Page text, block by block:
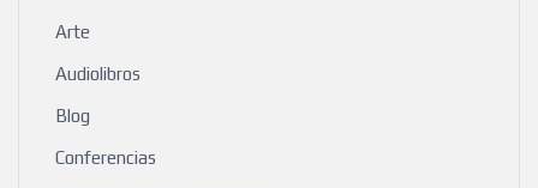
Arte
Audiolibros
Blog
Conferencias